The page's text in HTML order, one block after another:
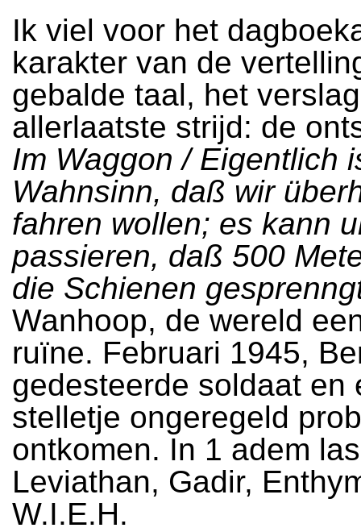
Ik viel voor het
karakter van de
gebalde taal, het
allerlaatste strijd: de
Im Waggon / Eigentlich
Wahnsinn, daß wir
fahren wollen; es kann
passieren, daß 500
die Schienen
Wanhoop, de wereld
ruïne. Februari 1945,
gedesteerde soldaat en
stelletje ongeregeld
ontkomen. In 1 adem
Leviathan, Gadir,
W.I.E.H.